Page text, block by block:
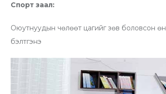
Спорт заал:
Оюутнуудын чөлөөт цагийг зөв боловсон
бэлтгэнэ